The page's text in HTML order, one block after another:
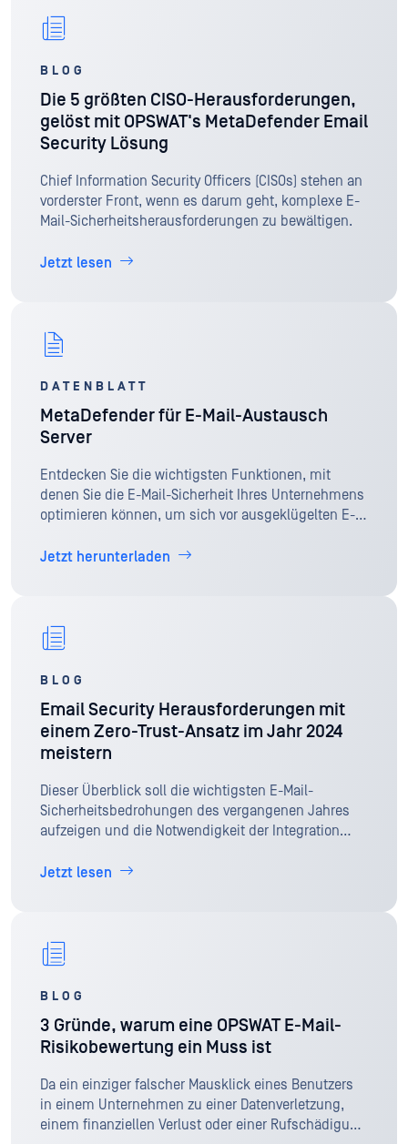
BLOG
Die 5 größten CISO-Herausforderungen,
gelöst mit OPSWAT's MetaDefender Email
Security Lösung
Chief Information Security Officers (CISOs) stehen an
vorderster Front, wenn es darum geht, komplexe E-
Mail-Sicherheitsherausforderungen zu bewältigen.
Jetzt lesen
DATENBLATT
MetaDefender für E-Mail-Austausch
Server
Entdecken Sie die wichtigsten Funktionen, mit
denen Sie die E-Mail-Sicherheit Ihres Unternehmens
optimieren können, um sich vor ausgeklügelten E-
Bedrohungen zu schützen.
Jetzt herunterladen
BLOG
Email Security Herausforderungen mit
einem Zero-Trust-Ansatz im Jahr 2024
meistern
Dieser Überblick soll die wichtigsten E-Mail-
Sicherheitsbedrohungen des vergangenen Jahres
aufzeigen und die Notwendigkeit der Integration
2024 unterstreichen.
Jetzt lesen
BLOG
3 Gründe, warum eine OPSWAT E-Mail-
Risikobewertung ein Muss ist
Da ein einziger falscher Mausklick eines Benutzers
in einem Unternehmen zu einer Datenverletzung,
einem finanziellen Verlust oder einer Rufschädigung